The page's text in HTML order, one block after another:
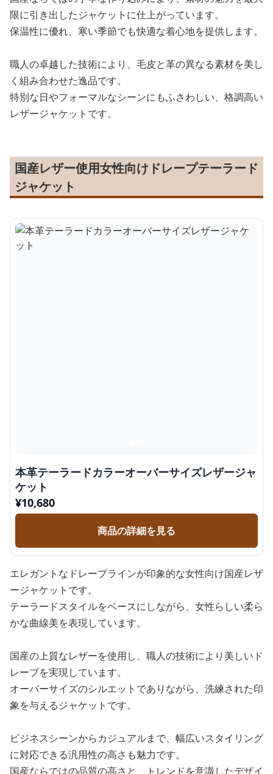
限に引き出したジャケットに仕上がっています。
保温性に優れ、寒い季節でも快適な着心地を提供します。
職人の卓越した技術により、毛皮と革の異なる素材を美し
く組み合わせた逸品です。
特別な日やフォーマルなシーンにもふさわしい、格調高い
レザージャケットです。
国産レザー使用女性向けドレープテーラード
ジャケット
本革テーラードカラーオーバーサイズレザージャ
ケット
¥10,680
商品の詳細を見る
エレガントなドレープラインが印象的な女性向け国産レザ
ージャケットです。
テーラードスタイルをベースにしながら、女性らしい柔ら
かな曲線美を表現しています。
国産の上質なレザーを使用し、職人の技術により美しいド
レープを実現しています。
オーバーサイズのシルエットでありながら、洗練された印
象を与えるジャケットです。
ビジネスシーンからカジュアルまで、幅広いスタイリング
に対応できる汎用性の高さも魅力です。
国産ならではの品質の高さと、トレンドを意識したデザイ